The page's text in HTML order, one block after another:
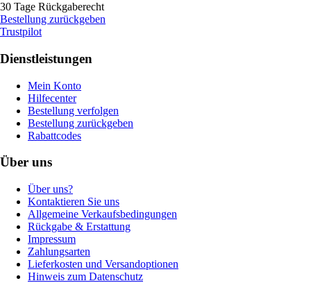
30 Tage Rückgaberecht
Bestellung zurückgeben
Trustpilot
Dienstleistungen
Mein Konto
Hilfecenter
Bestellung verfolgen
Bestellung zurückgeben
Rabattcodes
Über uns
Über uns?
Kontaktieren Sie uns
Allgemeine Verkaufsbedingungen
Rückgabe & Erstattung
Impressum
Zahlungsarten
Lieferkosten und Versandoptionen
Hinweis zum Datenschutz